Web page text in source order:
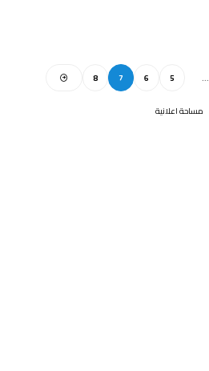
…
5
6
7
8
مساحة اعلانية